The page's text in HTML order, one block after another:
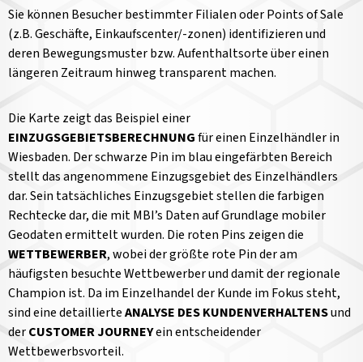
Sie können Besucher bestimmter Filialen oder Points of Sale
(z.B. Geschäfte, Einkaufscenter/-zonen) identifizieren und
deren Bewegungsmuster bzw. Aufenthaltsorte über einen
längeren Zeitraum hinweg transparent machen.
Die Karte zeigt das Beispiel einer
EINZUGSGEBIETSBERECHNUNGfür einen Einzelhändler in
Wiesbaden. Der schwarze Pin im blau eingefärbten Bereich
stellt das angenommene Einzugsgebiet des Einzelhändlers
dar. Sein tatsächliches Einzugsgebiet stellen die farbigen
Rechtecke dar, die mit MBI’s Daten auf Grundlage mobiler
Geodaten ermittelt wurden. Die roten Pins zeigen die
WETTBEWERBER, wobei der größte rote Pin der am
häufigsten besuchte Wettbewerber und damit der regionale
Champion ist. Da im Einzelhandel der Kunde im Fokus steht,
sind eine detaillierteANALYSE DES KUNDENVERHALTENSund
derCUSTOMER JOURNEYein entscheidender
Wettbewerbsvorteil.